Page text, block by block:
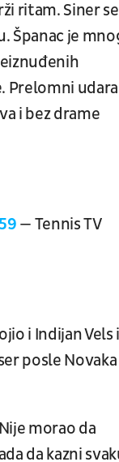
ritam. Siner se
Španac je
Prelomni
i bez drame
— Tennis TV
i Indijan Vels i
posle Novaka
morao da
da kazni